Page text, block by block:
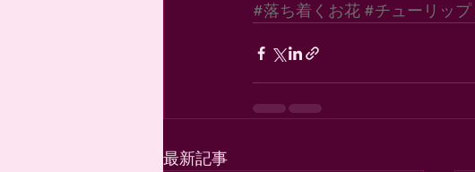
#落ち着くお花 #チューリップ
最新記事